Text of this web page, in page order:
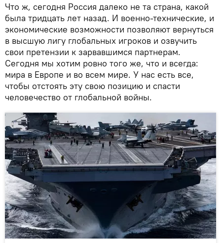
Что ж, сегодня Россия далеко не та страна, какой
была тридцать лет назад. И военно-технические, и
экономические возможности позволяют вернуться
в высшую лигу глобальных игроков и озвучить
свои претензии к зарвавшимся партнерам.
Сегодня мы хотим ровно того же, что и всегда:
мира в Европе и во всем мире. У нас есть все,
чтобы отстоять эту свою позицию и спасти
человечество от глобальной войны.